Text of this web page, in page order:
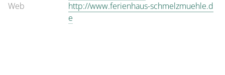
Web
http://www.ferienhaus-schmelzmuehle.d
e